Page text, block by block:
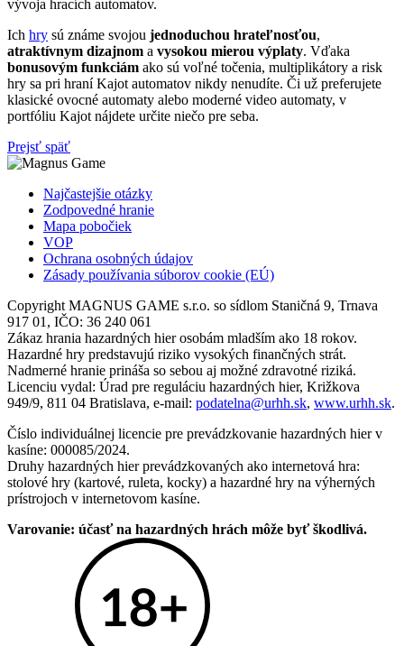
vývoja hracích automatov.
Ich hry sú známe svojou jednoduchou hrateľnosťou,
atraktívnym dizajnom a vysokou mierou výplaty. Vďaka
bonusovým funkciám ako sú voľné točenia, multiplikátory a risk
hry sa pri hraní Kajot automatov nikdy nenudíte. Či už preferujete
klasické ovocné automaty alebo moderné video automaty, v
portfóliu Kajot nájdete určite niečo pre seba.
Prejsť späť
Najčastejšie otázky
Zodpovedné hranie
Mapa pobočiek
VOP
Ochrana osobných údajov
Zásady používania súborov cookie (EÚ)
Copyright MAGNUS GAME s.r.o. so sídlom Staničná 9, Trnava
917 01, IČO: 36 240 061
Zákaz hrania hazardných hier osobám mladším ako 18 rokov.
Hazardné hry predstavujú riziko vysokých finančných strát.
Nadmerné hranie prináša so sebou aj možné zdravotné riziká.
Licenciu vydal: Úrad pre reguláciu hazardných hier, Križkova
949/9, 811 04 Bratislava, e-mail: podatelna@urhh.sk, www.urhh.sk.
Číslo individuálnej licencie pre prevádzkovanie hazardných hier v
kasíne: 000085/2024.
Druhy hazardných hier prevádzkovaných ako internetová hra:
stolové hry (kartové, ruleta, kocky) a hazardné hry na výherných
prístrojoch v internetovom kasíne.
Varovanie: účasť na hazardných hrách môže byť škodlivá.